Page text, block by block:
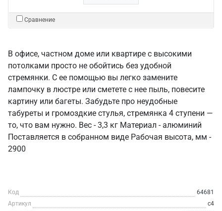
Сравнение
В офисе, частном доме или квартире с высокими
потолками просто не обойтись без удобной
стремянки. С ее помощью вы легко замените
лампочку в люстре или сметете с нее пыль, повесите
картину или багеты. Забудьте про неудобные
табуреты и громоздкие стулья, стремянка 4 ступени —
то, что вам нужно. Вес - 3,3 кг Материал - алюминий
Поставляется в собранном виде Рабочая высота, мм -
2900
Код
64681
Артикул
c4